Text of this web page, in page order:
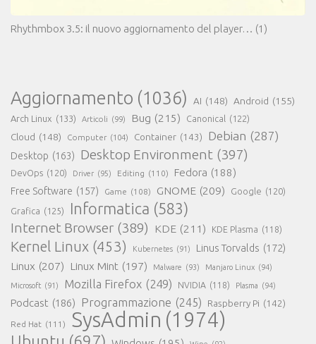
Rhythmbox 3.5: il nuovo aggiornamento del player… (1)
Aggiornamento (1036) AI (148) Android (155)
Arch Linux (133) Articoli (99) Bug (215) Canonical (122)
Cloud (148) Computer (104) Container (143) Debian (287)
Desktop (163) Desktop Environment (397)
DevOps (120) Driver (95) Editing (110) Fedora (188)
Free Software (157) Game (108) GNOME (209) Google (120)
Grafica (125) Informatica (583)
Internet Browser (389) KDE (211) KDE Plasma (118)
Kernel Linux (453) Kubernetes (91) Linus Torvalds (172)
Linux (207) Linux Mint (197) Malware (93) Manjaro Linux (94)
Microsoft (91) Mozilla Firefox (249) NVIDIA (118) Plasma (94)
Podcast (186) Programmazione (245) Raspberry Pi (142)
Red Hat (111) SysAdmin (1974)